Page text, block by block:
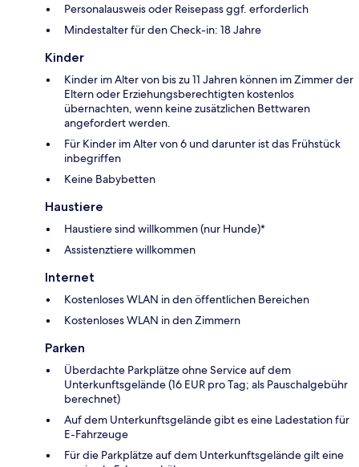
Personalausweis oder Reisepass ggf. erforderlich
Mindestalter für den Check-in: 18 Jahre
Kinder
Kinder im Alter von bis zu 11 Jahren können im Zimmer der
Eltern oder Erziehungsberechtigten kostenlos
übernachten, wenn keine zusätzlichen Bettwaren
angefordert werden.
Für Kinder im Alter von 6 und darunter ist das Frühstück
inbegriffen
Keine Babybetten
Haustiere
Haustiere sind willkommen (nur Hunde)*
Assistenztiere willkommen
Internet
Kostenloses WLAN in den öffentlichen Bereichen
Kostenloses WLAN in den Zimmern
Parken
Überdachte Parkplätze ohne Service auf dem
Unterkunftsgelände (16 EUR pro Tag; als Pauschalgebühr
berechnet)
Auf dem Unterkunftsgelände gibt es eine Ladestation für
E-Fahrzeuge
Für die Parkplätze auf dem Unterkunftsgelände gilt eine